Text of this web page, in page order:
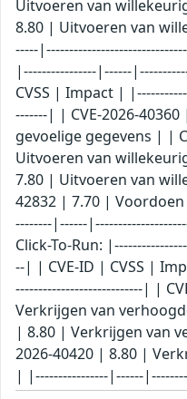
Uitvoeren van
8.80 | Uitvoeren van
-----
|----------------|------
CVSS | Impact |
-------| | CVE-2026-
gevoelige gegevens | |
Uitvoeren van
7.80 | Uitvoeren van
42832 | 7.70 |
--------|------
Click-To-Run:
--| | CVE-ID | CVSS |
----------------------------| |
Verkrijgen van
| 8.80 | Verkrijgen van
2026-40420 | 8.80 |
| |----------------|------